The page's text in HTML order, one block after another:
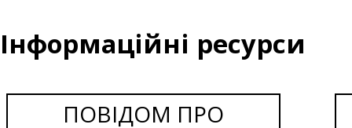
Інформаційні ресурси
ПОВІДОМ ПРО